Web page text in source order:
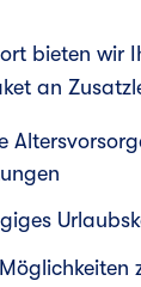
bieten wir
an